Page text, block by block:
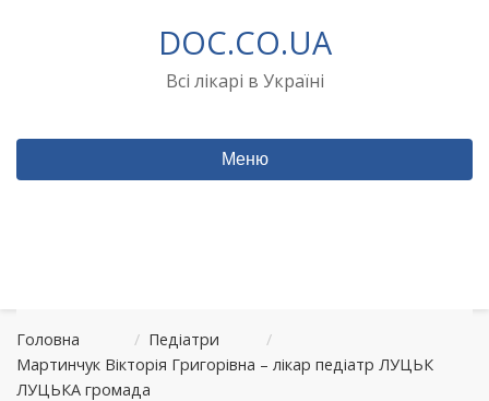
DOC.CO.UA
Всі лікарі в Україні
Меню
Головна / Педіатри
/
Мартинчук Вікторія Григорівна – лікар педіатр ЛУЦЬК
ЛУЦЬКА громада